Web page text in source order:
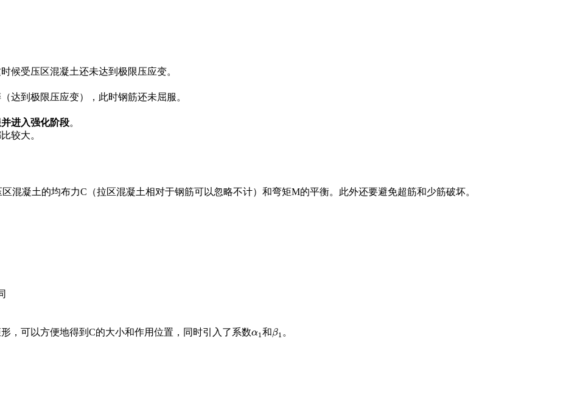
时候受压区混凝土还未达到极限压应变。
达到极限压应变），此时钢筋还未屈服。
进入强化阶段。
较大。
混凝土的均布力C（拉区混凝土相对于钢筋可以忽略不计）和弯矩M的平衡。此外还要避免超筋和少筋破坏。
，可以方便地得到C的大小和作用位置，同时引入了系数α1
α1和β1
β1 。